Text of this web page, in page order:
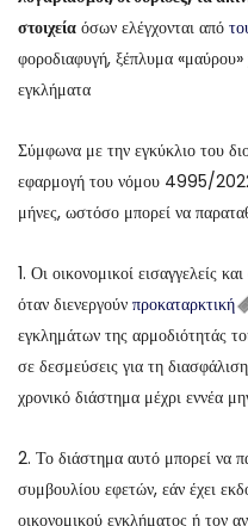
στοιχεία όσων ελέγχονται από
φοροδιαφυγή, ξέπλυμα «μαύρου»
εγκλήματα
Σύμφωνα με την εγκύκλιο του
εφαρμογή του νόμου 4995/
μήνες, ωστόσο μπορεί να
1. Οι οικονομικοί εισαγγελείς
όταν διενεργούν προκαταρκτική
εγκλημάτων της αρμοδιότητάς
σε δεσμεύσεις για τη
χρονικό διάστημα μέχρι εννέα
2. Το διάστημα αυτό μπορεί να
συμβουλίου εφετών, εάν έχει
οικονομικού εγκλήματος ή τον